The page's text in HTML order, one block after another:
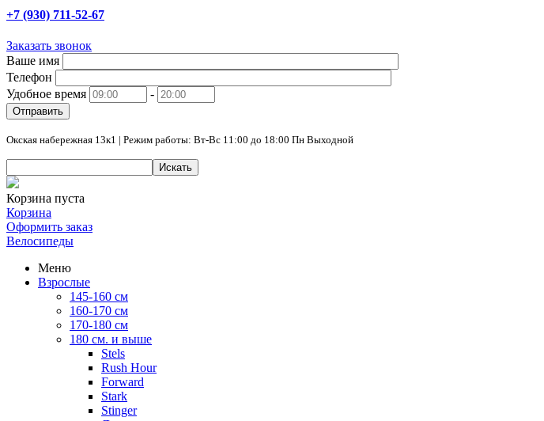
+7 (930) 711-52-67
Заказать звонок
Ваше имя
Телефон
Удобное время
-
Отправить
Окская набережная 13к1 | Режим работы: Вт-Вс 11:00 до 18:00 Пн Выходной
Искать
Корзина пуста
Корзина
Оформить заказ
Велосипеды
Меню
Взрослые
145-160 см
160-170 см
170-180 см
180 см. и выше
Stels
Rush Hour
Forward
Stark
Stinger